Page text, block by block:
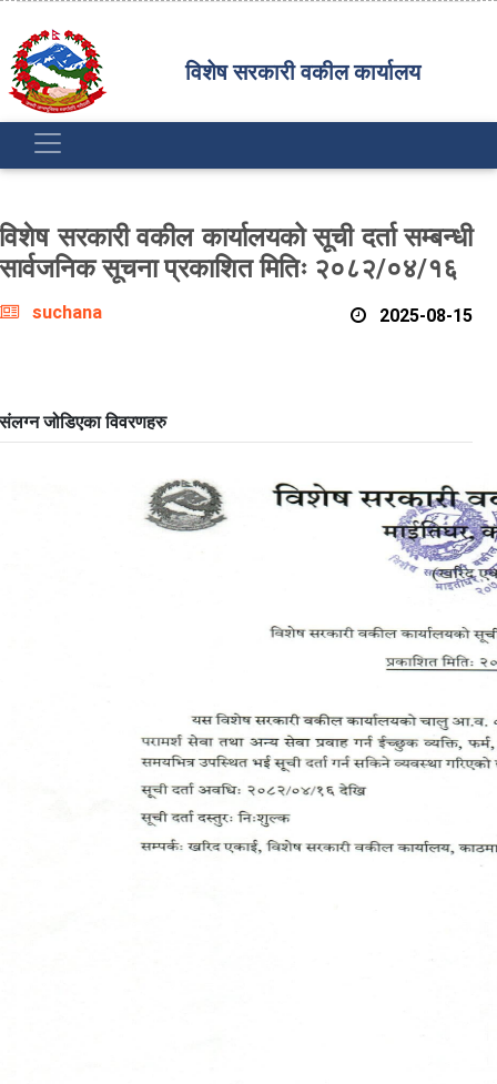
विशेष सरकारी वकील कार्यालय
विशेष सरकारी वकील कार्यालयको सूची दर्ता सम्बन्धी
सार्वजनिक सूचना प्रकाशित मितिः २०८२/०४/१६
suchana 2025-08-15
संलग्न जोडिएका विवरणहरु